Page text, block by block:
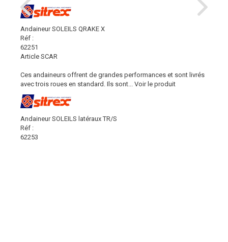
Andaineur SOLEILS QRAKE X
Réf :
62251
Article SCAR
Ces andaineurs offrent de grandes performances et sont livrés
avec trois roues en standard. Ils sont...
Voir le produit
Andaineur SOLEILS latéraux TR/S
Réf :
62253